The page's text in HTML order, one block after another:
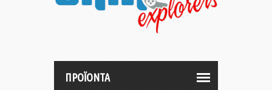
ΠΡΟΪΟΝΤΑ